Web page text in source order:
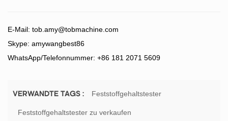
E-Mail: tob.amy@tobmachine.com
Skype: amywangbest86
WhatsApp/Telefonnummer: +86 181 2071 5609
VERWANDTE TAGS : Feststoffgehaltstester
Feststoffgehaltstester zu verkaufen